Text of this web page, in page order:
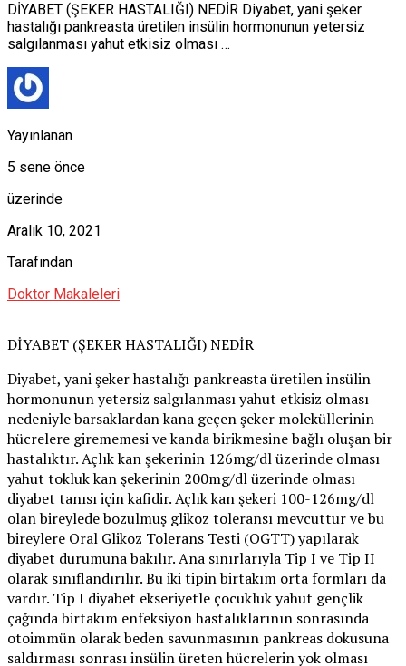
DİYABET (ŞEKER HASTALIĞI) NEDİR Diyabet, yani şeker
hastalığı pankreasta üretilen insülin hormonunun yetersiz
salgılanması yahut etkisiz olması …
Yayınlanan
5 sene önce
üzerinde
Aralık 10, 2021
Tarafından
Doktor Makaleleri
DİYABET (ŞEKER HASTALIĞI) NEDİR
Diyabet, yani şeker hastalığı pankreasta üretilen insülin
hormonunun yetersiz salgılanması yahut etkisiz olması
nedeniyle barsaklardan kana geçen şeker moleküllerinin
hücrelere girememesi ve kanda birikmesine bağlı oluşan bir
hastalıktır. Açlık kan şekerinin 126mg/dl üzerinde olması
yahut tokluk kan şekerinin 200mg/dl üzerinde olması
diyabet tanısı için kafidir. Açlık kan şekeri 100-126mg/dl
olan bireylede bozulmuş glikoz toleransı mevcuttur ve bu
bireylere Oral Glikoz Tolerans Testi (OGTT) yapılarak
diyabet durumuna bakılır. Ana sınırlarıyla Tip I ve Tip II
olarak sınıflandırılır. Bu iki tipin birtakım orta formları da
vardır. Tip I diyabet ekseriyetle çocukluk yahut gençlik
çağında birtakım enfeksiyon hastalıklarının sonrasında
otoimmün olarak beden savunmasının pankreas dokusuna
saldırması sonrası insülin üreten hücrelerin yok olması